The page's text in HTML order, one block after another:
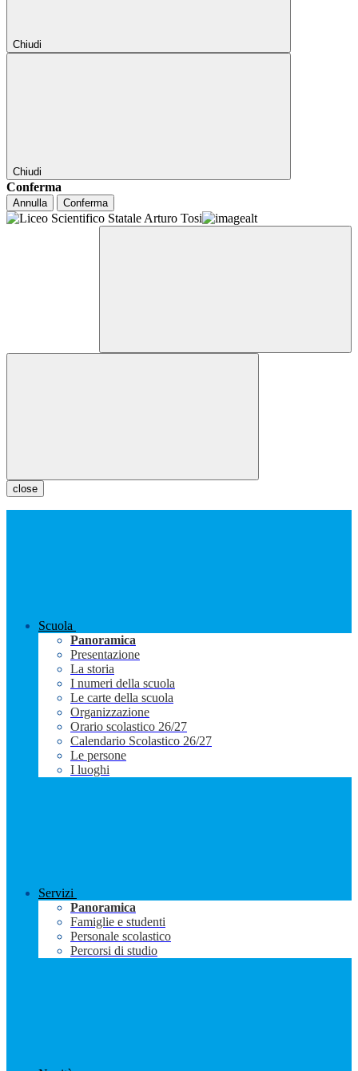
Chiudi
Chiudi
Conferma
Annulla Conferma
close
Scuola
Panoramica
Presentazione
La storia
I numeri della scuola
Le carte della scuola
Organizzazione
Orario scolastico 26/27
Calendario Scolastico 26/27
Le persone
I luoghi
Servizi
Panoramica
Famiglie e studenti
Personale scolastico
Percorsi di studio